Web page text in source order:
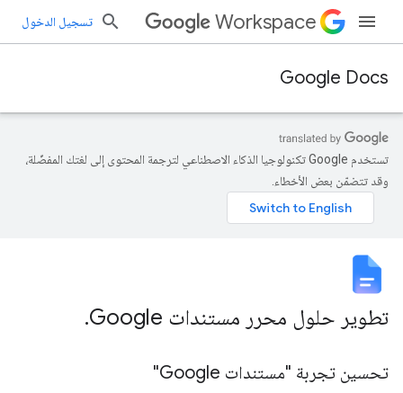
Workspace تسجيل الدخول
Google Docs
تستخدم Google تكنولوجيا الذكاء الاصطناعي لترجمة المحتوى إلى لغتك المفضّلة،
وقد تتضمّن بعض الأخطاء.
تطوير حلول محرر مستندات Google .
تحسين تجربة "مستندات Google"